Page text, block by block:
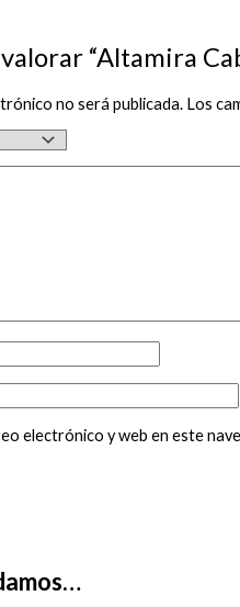
“Altamira
no será publicada. Los
electrónico y web en este